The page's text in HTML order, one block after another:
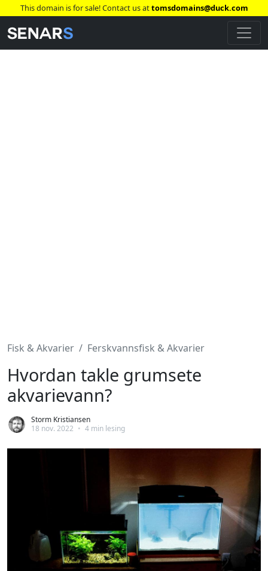
This domain is for sale! Contact us attomsdomains@duck.com
Fisk & Akvarier Ferskvannsfisk & Akvarier
Hvordan takle grumsete
akvarievann?
Storm Kristiansen
18 nov. 2022 • 4 min lesing